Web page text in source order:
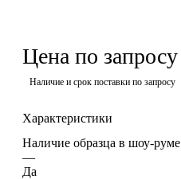
Цена по запросу
Наличие и срок поставки по запросу
Характеристики
Наличие образца в шоу-руме
—
Да